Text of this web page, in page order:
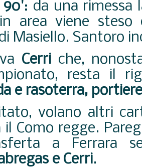
90': da una rimessa
area viene steso
Masiello. Santoro
Cerriche,
resta il
e rasoterra,
volano altri
il Como regge.
a Ferrara
e Cerri.